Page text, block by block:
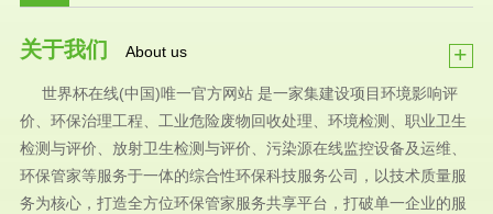
关于我们 About us +
世界杯在线(中国)唯一官方网站 是一家集建设项目环境影响评
价、环保治理工程、工业危险废物回收处理、环境检测、职业卫生
检测与评价、放射卫生检测与评价、污染源在线监控设备及运维、
环保管家等服务于一体的综合性环保科技服务公司，以技术质量服
务为核心，打造全方位环保管家服务共享平台，打破单一企业的服